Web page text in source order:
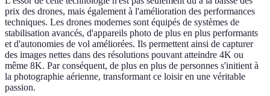
prix des drones, mais également à l'amélioration des performances
techniques. Les drones modernes sont équipés de systèmes de
stabilisation avancés, d'appareils photo de plus en plus performants
et d'autonomies de vol améliorées. Ils permettent ainsi de capturer
des images nettes dans des résolutions pouvant atteindre 4K ou
même 8K. Par conséquent, de plus en plus de personnes s'initient à
la photographie aérienne, transformant ce loisir en une véritable
passion.